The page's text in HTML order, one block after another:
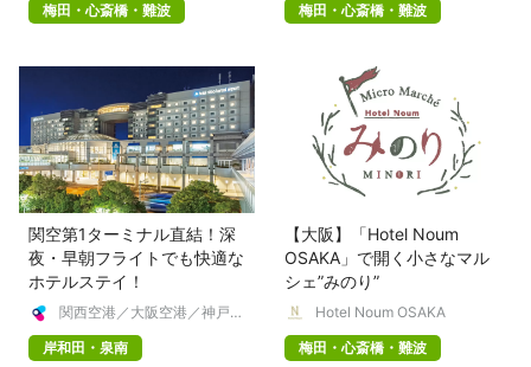
梅田・心斎橋・難波
梅田・心斎橋・難波
関空第1ターミナル直結！深
夜・早朝フライトでも快適な
ホテルステイ！
関西空港／大阪空港／神戸空
岸和田・泉南
【大阪】「Hotel Noum
OSAKA」で開く小さなマル
シェ”みのり”
Hotel Noum OSAKA
梅田・心斎橋・難波